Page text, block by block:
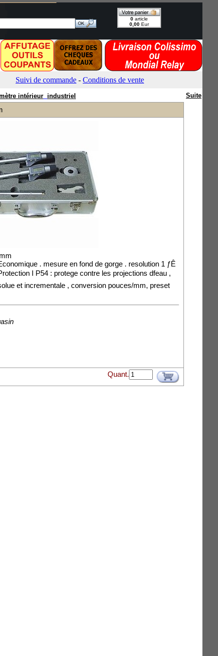
intérieur industriel
Suite
. mesure en fond de gorge . resolution 1 ƒÊ
I P54 : protege contre les projections dfeau ,
et incrementale , conversion pouces/mm, preset
Quant.